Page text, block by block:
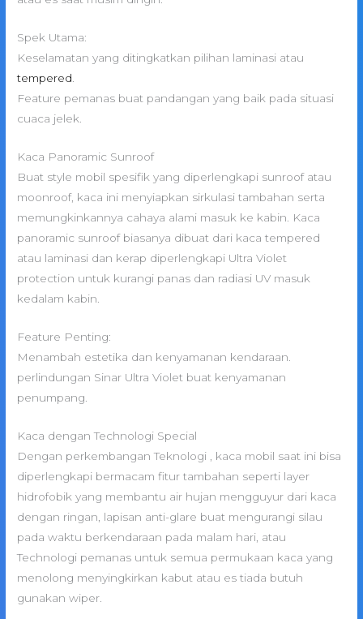
Spek Utama:
Keselamatan yang ditingkatkan pilihan laminasi atau
tempered
Feature pemanas buat pandangan yang baik pada situasi
cuaca jelek.
Kaca Panoramic Sunroof
Buat style mobil spesifik yang diperlengkapi sunroof atau
moonroof, kaca ini menyiapkan sirkulasi tambahan serta
memungkinkannya cahaya alami masuk ke kabin. Kaca
panoramic sunroof biasanya dibuat dari kaca tempered
atau laminasi dan kerap diperlengkapi Ultra Violet
protection untuk kurangi panas dan radiasi UV masuk
kedalam kabin.
Feature Penting:
Menambah estetika dan kenyamanan kendaraan.
perlindungan Sinar Ultra Violet buat kenyamanan
penumpang.
Kaca dengan Technologi Special
Dengan perkembangan Teknologi , kaca mobil saat ini bisa
diperlengkapi bermacam fitur tambahan seperti layer
hidrofobik yang membantu air hujan mengguyur dari kaca
dengan ringan, lapisan anti-glare buat mengurangi silau
pada waktu berkendaraan pada malam hari, atau
Technologi pemanas untuk semua permukaan kaca yang
menolong menyingkirkan kabut atau es tiada butuh
gunakan wiper.